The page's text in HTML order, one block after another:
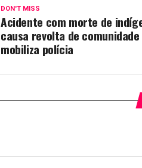
DON'T MISS
Acidente com morte de
causa revolta de comunidade
mobiliza polícia